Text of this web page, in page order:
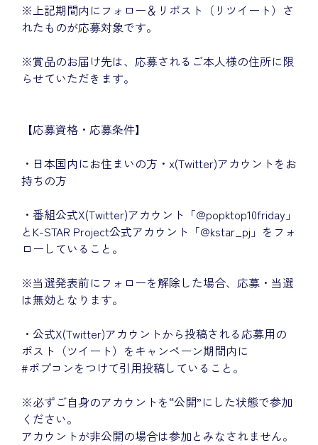
※上記期間内にフォロー＆リポスト（リツイート）さ
れたものが応募対象です。
※賞品のお届け先は、応募されるご本人様の住所に限
らせていただきます。
【応募資格・応募条件】
・日本国内にお住まいの方・x(Twitter)アカウントをお
持ちの方
・番組公式X(Twitter)アカウント「@popktop10friday」
とK-STAR Project公式アカウント「@kstar_pj」をフォ
ローしていること。
※当選発表前にフォローを解除した場合、応募・当選
は無効となります。
・公式X(Twitter)アカウントから投稿される応募用の
ポスト（ツイート）をキャンペーン期間内に
#ポプコンをつけて引用投稿していること。
※必ずご自身のアカウントを“公開”にした状態で参加
ください。
アカウントが非公開の場合は参加とみなされません。